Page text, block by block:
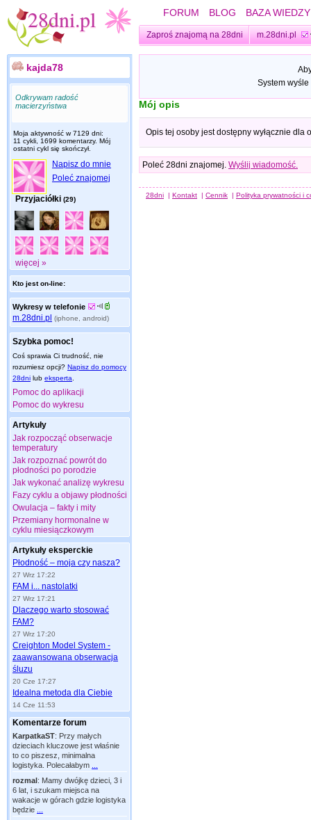
FORUM BLOG BAZA WIEDZY
Zaproś znajomą na 28dni m.28dni.pl
kajda78
Odkrywam radość
macierzyństwa
Moja aktywność w 7129 dni:
11 cykli, 1699 komentarzy. Mój
ostatni cykl się skończył.
Napisz do mnie
Poleć znajomej
Przyjaciółki (29)
więcej »
Kto jest on-line:
Wykresy w telefonie
m.28dni.pl (iphone, android)
Szybka pomoc!
Coś sprawia Ci trudność, nie
rozumiesz opcji? Napisz do pomocy
28dni lub eksperta
Pomoc do aplikacji
Pomoc do wykresu
Artykuły
Jak rozpocząć obserwacje
temperatury
Jak rozpoznać powrót do
płodności po porodzie
Jak wykonać analizę wykresu
Fazy cyklu a objawy płodności
Owulacja – fakty i mity
Przemiany hormonalne w
cyklu miesiączkowym
Artykuły eksperckie
Płodność – moja czy nasza?
27 Wrz 17:22
FAM i... nastolatki
27 Wrz 17:21
Dlaczego warto stosować
FAM?
27 Wrz 17:20
Creighton Model System -
zaawansowana obserwacja
śluzu
20 Cze 17:27
Idealna metoda dla Ciebie
14 Cze 11:53
Komentarze forum
KarpatkaST: Przy małych
dzieciach kluczowe jest właśnie
to co piszesz, minimalna
logistyka. Polecałabym
rozmal: Mamy dwójkę dzieci, 3 i
6 lat, i szukam miejsca na
wakacje w górach gdzie logistyka
będzie
System
Mój opis
Opis tej osoby jest dostępny wyłącznie dla
Poleć 28dni znajomej. Wyślij wiadomość.
28dni | Kontakt | Cennik | Polityka prywatności i